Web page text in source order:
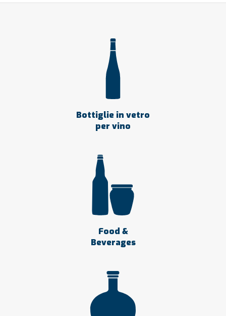
lavorativa all’interno delle vetrerie seppur con ruoli
e competenze diverse.
Lab
Vetro Lab per me è un’azienda che non ha solo
l’obiettivo della vendita ma una fidelizzazione
Vetro Lab commercializza 20 milioni di contenitori
l’anno, suddivisi in un 60% contenitori standard e
un 40% contenitori speciali, personalizzati,
decorazioni, valore aggiunto. La clientela di nostro
riferimento spazia tra l’industria, alimentare,
produttore, al produttore che fa dell’eccellenza
territoriale il valore aggiunto in tutto il mondo. Il
sviluppa capillarmente in un raggio di 100 km ma
nello stesso tempo ha una base importante
operativa a livello nazionale e internazionale, con
Bottiglie in vetro
per vino
Food &
Beverages